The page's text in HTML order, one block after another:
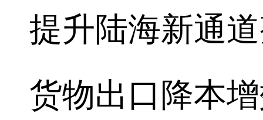
提升陆海新通
货物出口降本